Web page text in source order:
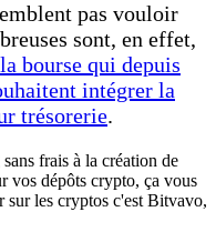
pas vouloir
sont, en effet,
bourse qui depuis
intégrer la
trésorerie.
frais à la création de
vos dépôts crypto, ça vous
sur les cryptos c'est Bitvavo,